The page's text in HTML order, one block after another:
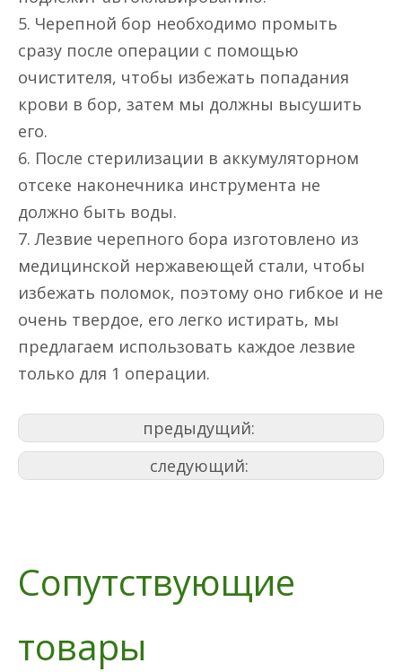
5. Черепной бор необходимо промыть
сразу после операции с помощью
очистителя, чтобы избежать попадания
крови в бор, затем мы должны высушить
его.
6. После стерилизации в аккумуляторном
отсеке наконечника инструмента не
должно быть воды.
7. Лезвие черепного бора изготовлено из
медицинской нержавеющей стали, чтобы
избежать поломок, поэтому оно гибкое и не
очень твердое, его легко истирать, мы
предлагаем использовать каждое лезвие
только для 1 операции.
предыдущий:
следующий:
Сопутствующие
товары